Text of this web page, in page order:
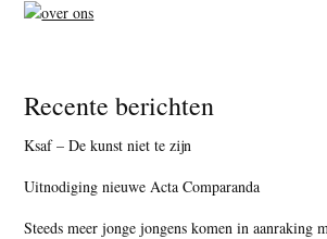
Recente berichten
Ksaf – De kunst niet te zijn
Uitnodiging nieuwe Acta Comparanda
Steeds meer jonge jongens komen in aanraking